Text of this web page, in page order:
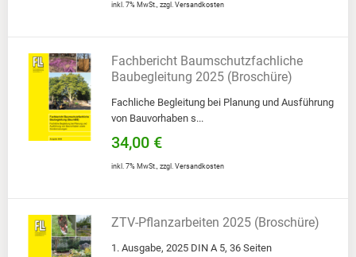
inkl. 7% MwSt., zzgl. Versandkosten
Fachbericht Baumschutzfachliche
Baubegleitung 2025 (Broschüre)
Fachliche Begleitung bei Planung und Ausführung
von Bauvorhaben s...
34,00 €
inkl. 7% MwSt., zzgl. Versandkosten
ZTV-Pflanzarbeiten 2025 (Broschüre)
1. Ausgabe, 2025 DIN A 5, 36 Seiten